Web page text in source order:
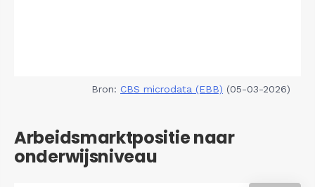
Bron: CBS microdata (EBB) (05-03-2026)
Arbeidsmarktpositie naar
onderwijsniveau